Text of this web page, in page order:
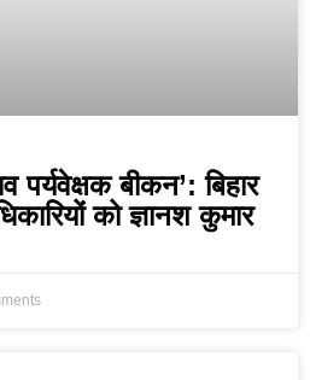
पर्यवेक्षक बीकन’: बिहार
को ज्ञानश कुमार